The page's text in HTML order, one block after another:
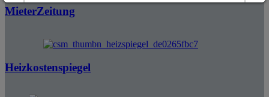
MieterZeitung
Heizkostenspiegel
Impressum|Datenschutz